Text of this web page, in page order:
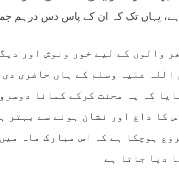
یہاں تک کہ ان کے پاس دس درہم
والوں کے لیے خور ونوش اور
اللہ علیہ وسلم کے ہاں حاضری
کہ یہ محنت کرکے کمانا
کا داغ اور نشان ہونے سے بہتر
ہوچکا ہے کہ اس مبارک ماہ
دیا جاتا ہے